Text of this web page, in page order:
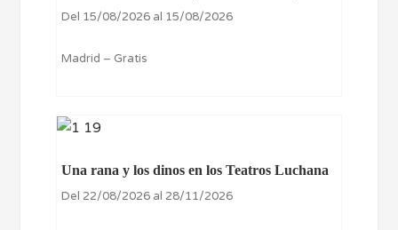
Del 15/08/2026 al 15/08/2026
Madrid – Gratis
Una rana y los dinos en los Teatros Luchana
Del 22/08/2026 al 28/11/2026